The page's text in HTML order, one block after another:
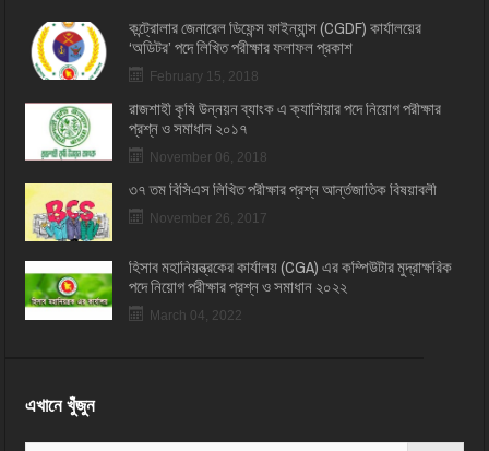
কন্ট্রোলার জেনারেল ডিফেন্স ফাইন্যান্স (CGDF) কার্যালয়ের
‘অডিটর’ পদে লিখিত পরীক্ষার ফলাফল প্রকাশ
February 15, 2018
রাজশাহী কৃষি উন্নয়ন ব্যাংক এ ক্যাশিয়ার পদে নিয়োগ পরীক্ষার
প্রশ্ন ও সমাধান ২০১৭
November 06, 2018
৩৭ তম বিসিএস লিখিত পরীক্ষার প্রশ্ন আর্ন্তজাতিক বিষয়াবলী
November 26, 2017
হিসাব মহানিয়ন্ত্রকের কার্যালয় (CGA) এর কম্পিউটার মুদ্রাক্ষরিক
পদে নিয়োগ পরীক্ষার প্রশ্ন ও সমাধান ২০২২
March 04, 2022
এখানে খুঁজুন